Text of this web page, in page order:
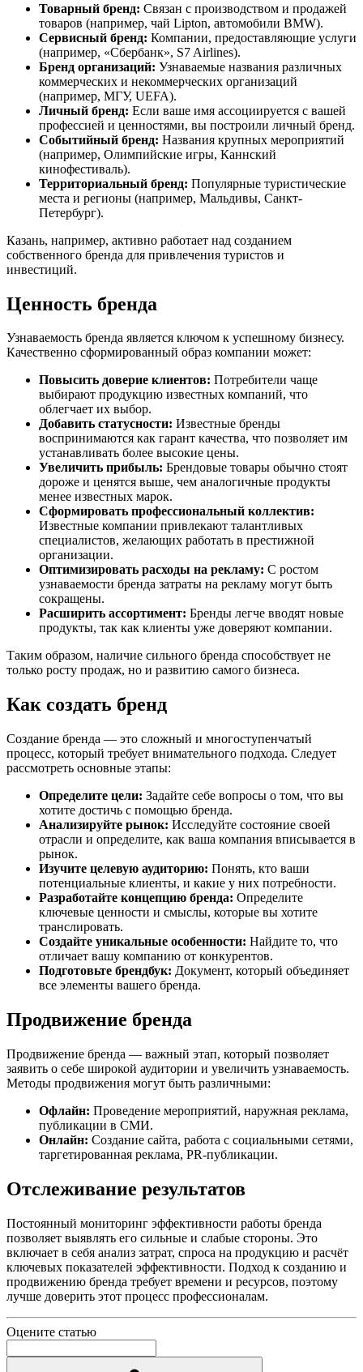
Товарный бренд: Связан с производством и продажей
товаров (например, чай Lipton, автомобили BMW).
Сервисный бренд: Компании, предоставляющие услуги
(например, «Сбербанк», S7 Airlines).
Бренд организаций: Узнаваемые названия различных
коммерческих и некоммерческих организаций
(например, МГУ, UEFA).
Личный бренд: Если ваше имя ассоциируется с вашей
профессией и ценностями, вы построили личный бренд.
Событийный бренд: Названия крупных мероприятий
(например, Олимпийские игры, Каннский
кинофестиваль).
Территориальный бренд: Популярные туристические
места и регионы (например, Мальдивы, Санкт-
Петербург).
Казань, например, активно работает над созданием
собственного бренда для привлечения туристов и
инвестиций.
Ценность бренда
Узнаваемость бренда является ключом к успешному бизнесу.
Качественно сформированный образ компании может:
Повысить доверие клиентов: Потребители чаще
выбирают продукцию известных компаний, что
облегчает их выбор.
Добавить статусности: Известные бренды
воспринимаются как гарант качества, что позволяет им
устанавливать более высокие цены.
Увеличить прибыль: Брендовые товары обычно стоят
дороже и ценятся выше, чем аналогичные продукты
менее известных марок.
Сформировать профессиональный коллектив:
Известные компании привлекают талантливых
специалистов, желающих работать в престижной
организации.
Оптимизировать расходы на рекламу: С ростом
узнаваемости бренда затраты на рекламу могут быть
сокращены.
Расширить ассортимент: Бренды легче вводят новые
продукты, так как клиенты уже доверяют компании.
Таким образом, наличие сильного бренда способствует не
только росту продаж, но и развитию самого бизнеса.
Как создать бренд
Создание бренда — это сложный и многоступенчатый
процесс, который требует внимательного подхода. Следует
рассмотреть основные этапы:
Определите цели: Задайте себе вопросы о том, что вы
хотите достичь с помощью бренда.
Анализируйте рынок: Исследуйте состояние своей
отрасли и определите, как ваша компания вписывается в
рынок.
Изучите целевую аудиторию: Понять, кто ваши
потенциальные клиенты, и какие у них потребности.
Разработайте концепцию бренда: Определите
ключевые ценности и смыслы, которые вы хотите
транслировать.
Создайте уникальные особенности: Найдите то, что
отличает вашу компанию от конкурентов.
Подготовьте брендбук: Документ, который объединяет
все элементы вашего бренда.
Продвижение бренда
Продвижение бренда — важный этап, который позволяет
заявить о себе широкой аудитории и увеличить узнаваемость.
Методы продвижения могут быть различными:
Офлайн: Проведение мероприятий, наружная реклама,
публикации в СМИ.
Онлайн: Создание сайта, работа с социальными сетями,
таргетированная реклама, PR-публикации.
Отслеживание результатов
Постоянный мониторинг эффективности работы бренда
позволяет выявлять его сильные и слабые стороны. Это
включает в себя анализ затрат, спроса на продукцию и расчёт
ключевых показателей эффективности. Подход к созданию и
продвижению бренда требует времени и ресурсов, поэтому
лучше доверить этот процесс профессионалам.
Оцените статью